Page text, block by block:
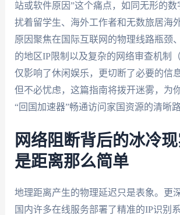
站或软件原因”这个痛点，如同无形的数
扰着留学生、海外工作者和无数旅居海
原因聚焦在国际互联网的物理线路瓶颈
的地区IP限制以及复杂的网络审查机制
仅影响了休闲娱乐，更切断了必要的信
但不必忧虑，这篇指南将拨开迷雾，为
“回国加速器”畅通访问家国资源的清晰路
网络阻断背后的冰冷
是距离那么简单
地理距离产生的物理延迟只是表象。更
国内许多在线服务部署了精准的IP识别